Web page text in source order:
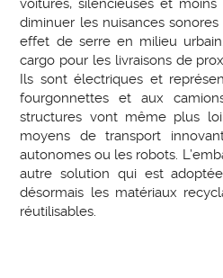
voitures, silencieuses et
diminuer les nuisances
effet de serre en milieu
cargo pour les livraisons de
Ils sont électriques et
fourgonnettes et aux
structures vont même plus
moyens de transport
autonomes ou les robots.
autre solution qui est
désormais les matériaux
réutilisables.